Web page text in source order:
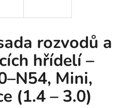
rozvodů a
hřídelí –
Mini,
(1.4 – 3.0)